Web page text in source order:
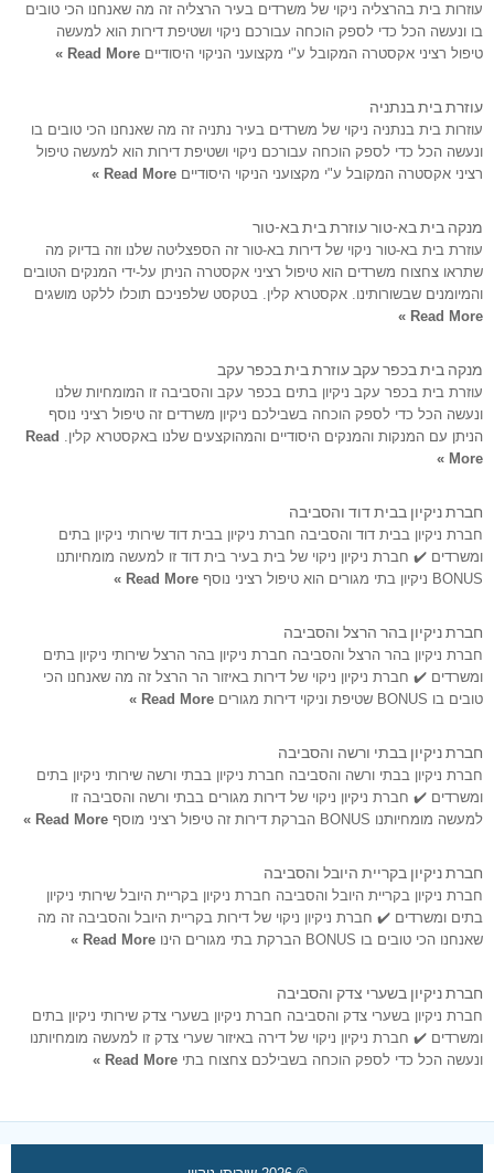
עוזרות בית בהרצליה ניקוי של משרדים בעיר הרצליה זה מה שאנחנו הכי טובים
בו ונעשה הכל כדי לספק הוכחה עבורכם ניקוי ושטיפת דירות הוא למעשה
טיפול רציני אקסטרה המקובל ע"י מקצועני הניקוי היסודיים Read More »
עוזרת בית בנתניה
עוזרות בית בנתניה ניקוי של משרדים בעיר נתניה זה מה שאנחנו הכי טובים בו
ונעשה הכל כדי לספק הוכחה עבורכם ניקוי ושטיפת דירות הוא למעשה טיפול
רציני אקסטרה המקובל ע"י מקצועני הניקוי היסודיים Read More »
מנקה בית בא-טור עוזרת בית בא-טור
עוזרת בית בא-טור ניקוי של דירות בא-טור זה הספצליטה שלנו וזה בדיוק מה
שתראו צחצוח משרדים הוא טיפול רציני אקסטרה הניתן על-ידי המנקים הטובים
והמיומנים שבשורותינו. אקסטרא קלין. בטקסט שלפניכם תוכלו ללקט מושגים
Read More »
מנקה בית בכפר עקב עוזרת בית בכפר עקב
עוזרת בית בכפר עקב ניקיון בתים בכפר עקב והסביבה זו המומחיות שלנו
ונעשה הכל כדי לספק הוכחה בשבילכם ניקיון משרדים זה טיפול רציני נוסף
הניתן עם המנקות והמנקים היסודיים והמהוקצעים שלנו באקסטרא קלין. Read
More »
חברת ניקיון בבית דוד והסביבה
חברת ניקיון בבית דוד והסביבה חברת ניקיון בבית דוד שירותי ניקיון בתים
ומשרדים ✔️ חברת ניקיון ניקוי של בית בעיר בית דוד זו למעשה מומחיותנו
BONUS ניקיון בתי מגורים הוא טיפול רציני נוסף
Read More »
חברת ניקיון בהר הרצל והסביבה
חברת ניקיון בהר הרצל והסביבה חברת ניקיון בהר הרצל שירותי ניקיון בתים
ומשרדים ✔️ חברת ניקיון ניקוי של דירות באיזור הר הרצל זה מה שאנחנו הכי
טובים בו BONUS שטיפת וניקוי דירות מגורים
Read More »
חברת ניקיון בבתי ורשה והסביבה
חברת ניקיון בבתי ורשה והסביבה חברת ניקיון בבתי ורשה שירותי ניקיון בתים
ומשרדים ✔️ חברת ניקיון ניקוי של דירות מגורים בבתי ורשה והסביבה זו
למעשה מומחיותנו BONUS הברקת דירות זה טיפול רציני מוסף
Read More »
חברת ניקיון בקריית היובל והסביבה
חברת ניקיון בקריית היובל והסביבה חברת ניקיון בקריית היובל שירותי ניקיון
בתים ומשרדים ✔️ חברת ניקיון ניקוי של דירות בקריית היובל והסביבה זה מה
שאנחנו הכי טובים בו BONUS הברקת בתי מגורים הינו
Read More »
חברת ניקיון בשערי צדק והסביבה
חברת ניקיון בשערי צדק והסביבה חברת ניקיון בשערי צדק שירותי ניקיון בתים
ומשרדים ✔️ חברת ניקיון ניקוי של דירה באיזור שערי צדק זו למעשה מומחיותנו
ונעשה הכל כדי לספק הוכחה בשבילכם צחצוח בתי Read More »